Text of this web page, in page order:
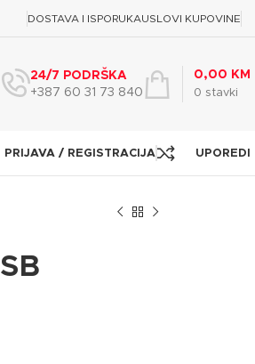
DOSTAVA I ISPORUKAUSLOVI KUPOVINE
24/7 PODRŠKA
+387 60 31 73 840
0 stavki
0,00 KM
PRIJAVA / REGISTRACIJA UPOREDI